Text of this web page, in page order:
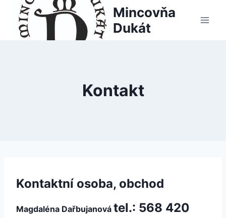
content
Mincovňa
Dukát
Kontakt
Kontaktní osoba, obchod
Magdaléna Dařbujanová tel.: 568 420